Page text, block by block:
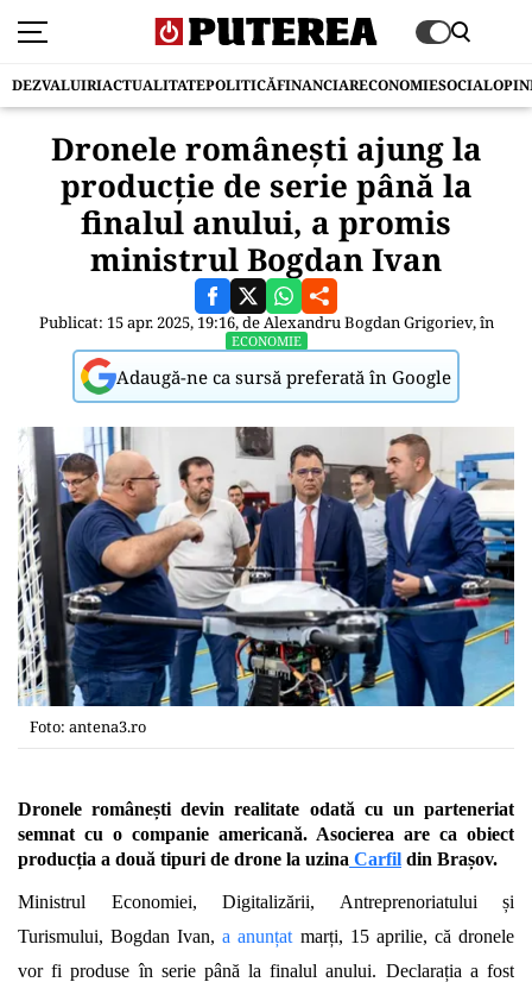
DEZVALUIRIACTUALITATEPOLITICĂFINANCIARECONOMIESOCIAL
Dronele românești ajung la
producție de serie până la
finalul anului, a promis
ministrul Bogdan Ivan
Publicat: 15 apr. 2025, 19:16, deAlexandru Bogdan Grigoriev, în
ECONOMIE
Adaugă-ne ca sursă preferată în Google
Foto: antena3.ro
Dronele românești devin realitate odată cu un parteneriat
semnat cu o companie americană. Asocierea are ca obiect
producția a două tipuri de drone la uzina Carfil din Brașov.
Ministrul Economiei, Digitalizării, Antreprenoriatului și
Turismului, Bogdan Ivan,a anunțat marți, 15 aprilie, că dronele
vor fi produse în serie până la finalul anului. Declarația a fost